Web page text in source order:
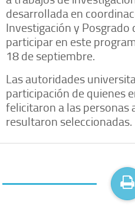
desarrollada en
Investigación y Posgrado
participar en este
18 de septiembre.
Las autoridades
participación de quienes
felicitaron a las personas
resultaron seleccionadas.